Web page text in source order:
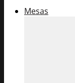
Mesas